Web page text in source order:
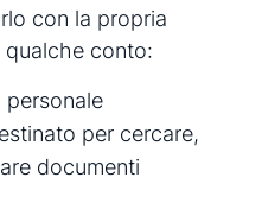
con la propria
qualche conto:
personale
per cercare,
documenti